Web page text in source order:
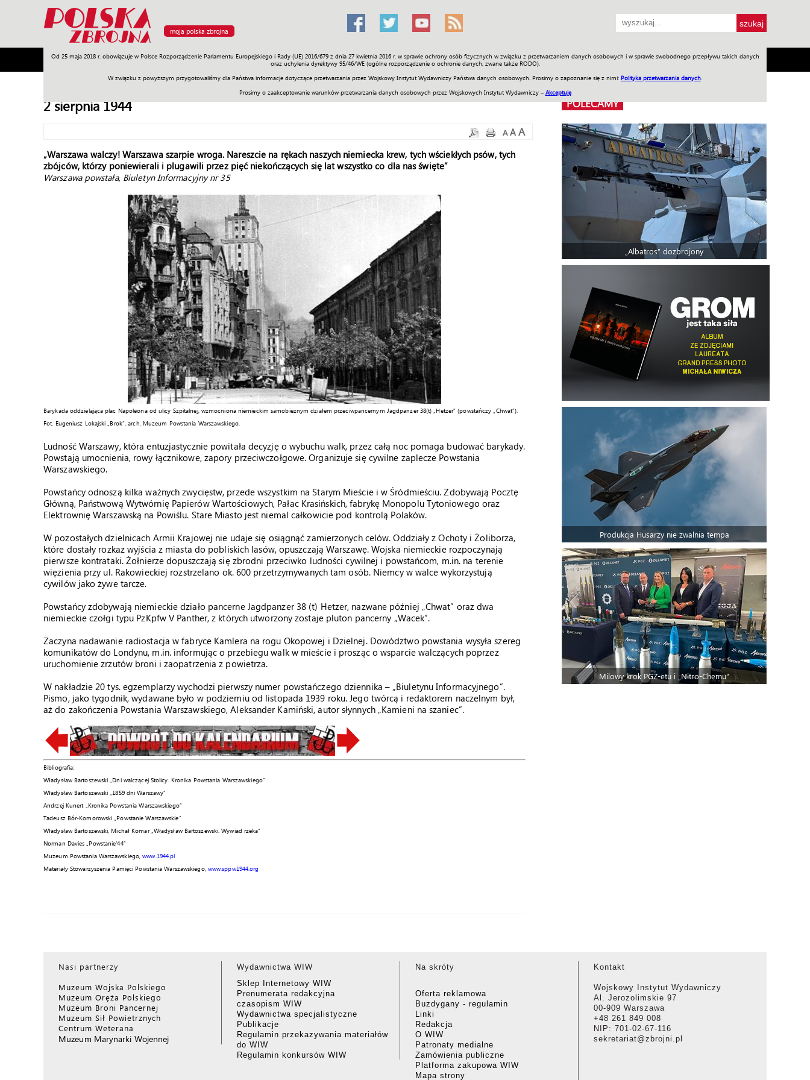
moja polska zbrojna
Od 25 maja 2018 r. obowiązuje w Polsce Rozporządzenie Parlamentu Europejskiego i Rady (UE) 2016/679 z dnia 27 kwietnia 2016 r. w sprawie ochrony osób fizycznych w związku z przetwarzaniem danych osobowych i w sprawie swobodnego przepływu takich danych
oraz uchylenia dyrektywy 95/46/WE (ogólne rozporządzenie o ochronie danych, zwane także RODO).
W związku z powyższym przygotowaliśmy dla Państwa informacje dotyczące przetwarzania przez Wojskowy Instytut Wydawniczy Państwa danych osobowych. Prosimy o zapoznanie się z nimi: Polityka przetwarzania danych
Prosimy o zaakceptowanie warunków przetwarzania danych osobowych przez Wojskowych Instytut Wydawniczy – Akceptuję
Armia Poligon Sprzęt Misje Polityka Prawo Świat Społeczność Sport Historia Galerie Wideo ENGLISH SKLEP Jednodniówki Praca w WIW
2 sierpnia 1944
A A A
„Warszawa walczy! Warszawa szarpie wroga. Nareszcie na rękach naszych niemiecka krew, tych wściekłych psów, tych
zbójców, którzy poniewierali i plugawili przez pięć niekończących się lat wszystko co dla nas święte”
Warszawa powstała, Biuletyn Informacyjny nr 35
Barykada oddzielająca plac Napoleona od ulicy Szpitalnej, wzmocniona niemieckim samobieżnym działem przeciwpancernym Jagdpanzer 38(t) „Hetzer” (powstańczy „Chwat”).
Fot. Eugeniusz Lokajski „Brok”, arch. Muzeum Powstania Warszawskiego.
Ludność Warszawy, która entuzjastycznie powitała decyzję o wybuchu walk, przez całą noc pomaga budować barykady.
Powstają umocnienia, rowy łącznikowe, zapory przeciwczołgowe. Organizuje się cywilne zaplecze Powstania
Warszawskiego.
Powstańcy odnoszą kilka ważnych zwycięstw, przede wszystkim na Starym Mieście i w Śródmieściu. Zdobywają Pocztę
Główną, Państwową Wytwórnię Papierów Wartościowych, Pałac Krasińskich, fabrykę Monopolu Tytoniowego oraz
Elektrownię Warszawską na Powiślu. Stare Miasto jest niemal całkowicie pod kontrolą Polaków.
W pozostałych dzielnicach Armii Krajowej nie udaje się osiągnąć zamierzonych celów. Oddziały z Ochoty i Żoliborza,
które dostały rozkaz wyjścia z miasta do pobliskich lasów, opuszczają Warszawę. Wojska niemieckie rozpoczynają
pierwsze kontrataki. Żołnierze dopuszczają się zbrodni przeciwko ludności cywilnej i powstańcom, m.in. na terenie
więzienia przy ul. Rakowieckiej rozstrzelano ok. 600 przetrzymywanych tam osób. Niemcy w walce wykorzystują
cywilów jako żywe tarcze.
Powstańcy zdobywają niemieckie działo pancerne Jagdpanzer 38 (t) Hetzer, nazwane później „Chwat” oraz dwa
niemieckie czołgi typu PzKpfw V Panther, z których utworzony zostaje pluton pancerny „Wacek”.
Zaczyna nadawanie radiostacja w fabryce Kamlera na rogu Okopowej i Dzielnej. Dowództwo powstania wysyła szereg
komunikatów do Londynu, m.in. informując o przebiegu walk w mieście i prosząc o wsparcie walczących poprzez
uruchomienie zrzutów broni i zaopatrzenia z powietrza.
W nakładzie 20 tys. egzemplarzy wychodzi pierwszy numer powstańczego dziennika – „Biuletynu Informacyjnego”.
Pismo, jako tygodnik, wydawane było w podziemiu od listopada 1939 roku. Jego twórcą i redaktorem naczelnym był,
aż do zakończenia Powstania Warszawskiego, Aleksander Kamiński, autor słynnych „Kamieni na szaniec”.
Bibliografia:
Władysław Bartoszewski „Dni walczącej Stolicy. Kronika Powstania Warszawskiego”
Władysław Bartoszewski „1859 dni Warszawy”
Andrzej Kunert „Kronika Powstania Warszawskiego”
Tadeusz Bór-Komorowski „Powstanie Warszawskie”
Władysław Bartoszewski, Michał Komar „Władysław Bartoszewski. Wywiad rzeka”
Norman Davies „Powstanie'44”
Muzeum Powstania Warszawskiego,www.1944.pl
Materiały Stowarzyszenia Pamięci Powstania Warszawskiego, www.sppw1944.org
POLECAMY
„Albatros” dozbrojony
Produkcja Husarzy nie zwalnia tempa
Milowy krok PGZ-etu i „Nitro-Chemu”
Nasi partnerzy
Muzeum Wojska Polskiego
Muzeum Oręża Polskiego
Muzeum Broni Pancernej
Muzeum Sił Powietrznych
Centrum Weterana
Muzeum Marynarki Wojennej
Wydawnictwa WIW
Sklep Internetowy WIW
Prenumerata redakcyjna
czasopism WIW
Wydawnictwa specjalistyczne
Publikacje
Regulamin przekazywania materiałów
do WIW
Regulamin konkursów WIW
Na skróty
Oferta reklamowa
Buzdygany - regulamin
Linki
Redakcja
O WIW
Patronaty medialne
Zamówienia publiczne
Platforma zakupowa WIW
Mapa strony
Kontakt
Wojskowy Instytut Wydawniczy
Al. Jerozolimskie 97
00-909 Warszawa
+48 261 849 008
NIP: 701-02-67-116
sekretariat@zbrojni.pl